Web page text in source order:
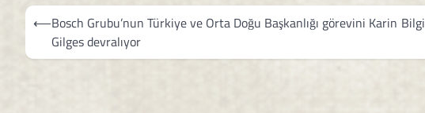
Yazı
gezinmesi
⟵Bosch Grubu’nun Türkiye ve Orta Doğu Başkanlığı görevini Karin
Gilges devralıyor